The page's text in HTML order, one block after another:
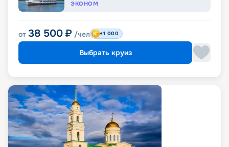
ЭКОНОМ
от 38 500 ₽ /чел +1 000
Выбрать круиз